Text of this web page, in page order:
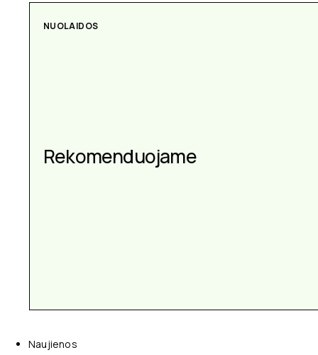
NUOLAIDOS
Rekomenduojame
Naujienos